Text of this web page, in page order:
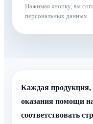
Нажимая кнопку, вы
персональных данных.
Каждая продукция,
оказания помощи
соответствовать